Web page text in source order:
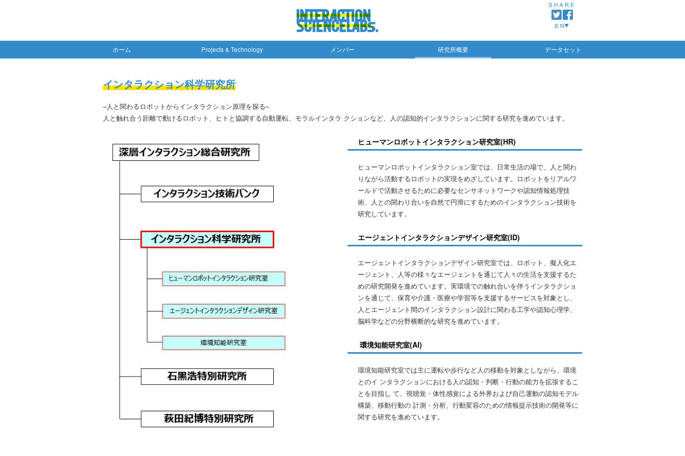
ホーム Projects & Technology メンバー 研究所概要 データセット
インタラクション科学研究所
–人と関わるロボットからインタラクション原理を探る–
人と触れ合う距離で動けるロボット、ヒトと協調する自動運転、モラルインタラ クションなど、人の認知的インタラクションに関する研究を進めています。
ヒューマンロボットインタラクション研究室(HR)
ヒューマンロボットインタラクション室では、日常生活の場で、人と関わ
りながら活動するロボットの実現をめざしています。ロボットをリアルワ
ールドで活動させるために必要なセンサネットワークや認知情報処理技
術、人との関わり合いを自然で円滑にするためのインタラクション技術を
研究しています。
エージェントインタラクションデザイン研究室(ID)
エージェントインタラクションデザイン研究室では、ロボット、擬人化エ
ージェント、人等の様々なエージェントを通じて人々の生活を支援するた
めの研究開発を進めています。実環境での触れ合いを伴うインタラクショ
ンを通じて、保育や介護・医療や学習等を支援するサービスを対象とし、
人とエージェント間のインタラクション設計に関わる工学や認知心理学、
脳科学などの分野横断的な研究を進めています。
環境知能研究室(AI)
環境知能研究室では主に運転や歩行など人の移動を対象としながら、環境
とのイ ンタラクションにおける人の認知・判断・行動の能力を拡張するこ
とを目指し て、視聴覚・体性感覚による外界および自己運動の認知モデル
構築、移動行動の 計測・分析、行動変容のための情報提示技術の開発等に
関する研究を進めています。